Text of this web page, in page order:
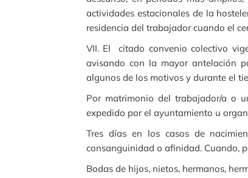
actividades estacionales de la
residencia del trabajador cuando el
VII. El citado convenio colectivo
avisando con la mayor antelación
algunos de los motivos y durante el
Por matrimonio del trabajador/a o
expedido por el ayuntamiento u
Tres días en los casos de
consanguinidad o afinidad. Cuando,
Bodas de hijos, nietos, hermanos,